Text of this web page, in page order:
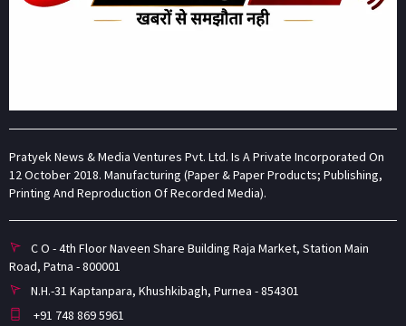
Pratyek News & Media Ventures Pvt. Ltd. Is A Private Incorporated On
12 October 2018. Manufacturing (Paper & Paper Products; Publishing,
Printing And Reproduction Of Recorded Media).
C O - 4th Floor Naveen Share Building Raja Market, Station Main
Road, Patna - 800001
N.H.-31 Kaptanpara, Khushkibagh, Purnea - 854301
+91 748 869 5961